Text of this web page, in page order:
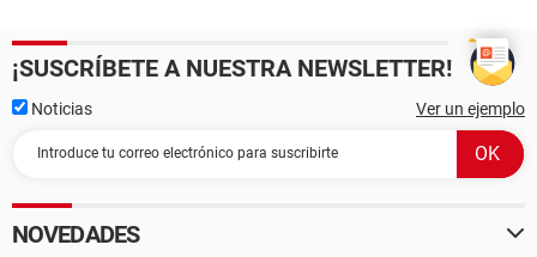
¡SUSCRÍBETE A NUESTRA NEWSLETTER!
Noticias Ver un ejemplo
NOVEDADES